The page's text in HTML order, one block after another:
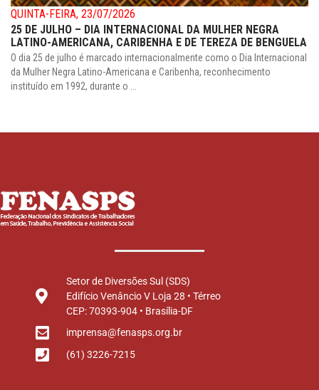
QUINTA-FEIRA, 23/07/2026
25 DE JULHO – DIA INTERNACIONAL DA MULHER NEGRA
LATINO-AMERICANA, CARIBENHA E DE TEREZA DE BENGUELA
O dia 25 de julho é marcado internacionalmente como o Dia Internacional
da Mulher Negra Latino-Americana e Caribenha, reconhecimento
instituído em 1992, durante o ...
Setor de Diversões Sul (SDS)
Edifício Venâncio V Loja 28 • Térreo
CEP: 70393-904 • Brasília-DF
imprensa@fenasps.org.br
(61) 3226-7215